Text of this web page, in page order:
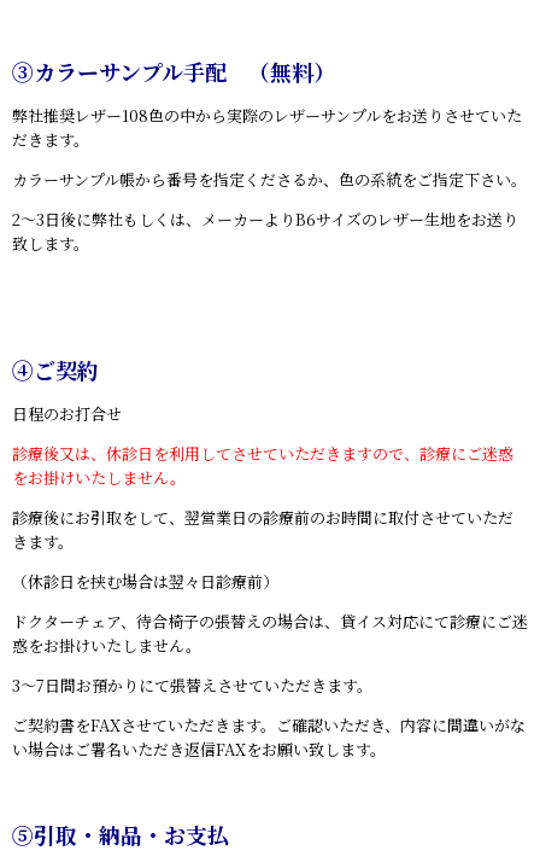
③カラーサンプル手配 （無料）
弊社推奨レザー108色の中から実際のレザーサンプルをお送りさせていた
だきます。
カラーサンプル帳から番号を指定くださるか、色の系統をご指定下さい。
2～3日後に弊社もしくは、メーカーよりB6サイズのレザー生地をお送り
致します。
④ご契約
日程のお打合せ
診療後又は、休診日を利用してさせていただきますので、診療にご迷惑
をお掛けいたしません。
診療後にお引取をして、翌営業日の診療前のお時間に取付させていただ
きます。
（休診日を挟む場合は翌々日診療前）
ドクターチェア、待合椅子の張替えの場合は、貸イス対応にて診療にご迷
惑をお掛けいたしません。
3～7日間お預かりにて張替えさせていただきます。
ご契約書をFAXさせていただきます。ご確認いただき、内容に間違いがな
い場合はご署名いただき返信FAXをお願い致します。
⑤引取・納品・お支払